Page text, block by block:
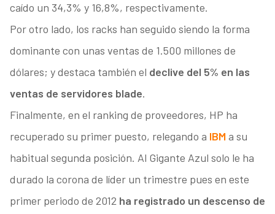
caído un 34,3% y 16,8%, respectivamente.
Por otro lado, los racks han seguido siendo la forma
dominante con unas ventas de 1.500 millones de
dólares; y destaca también el declive del 5% en las
ventas de servidores blade.
Finalmente, en el ranking de proveedores, HP ha
recuperado su primer puesto, relegando a IBMa su
habitual segunda posición. Al Gigante Azul solo le ha
durado la corona de líder un trimestre pues en este
primer periodo de 2012 ha registrado un descenso de